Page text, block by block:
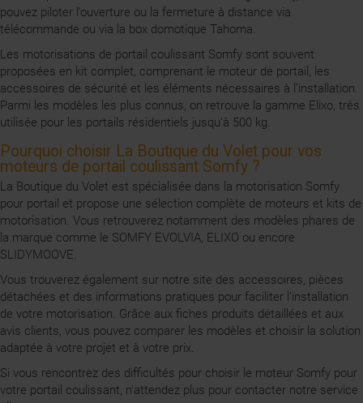
pouvez piloter l’ouverture ou la fermeture à distance via
télécommande ou via la box domotique Tahoma.
Les motorisations de portail coulissant Somfy sont souvent
proposées en kit complet, comprenant le moteur de portail, les
accessoires de sécurité et les éléments nécessaires à l’installation.
Parmi les modèles les plus connus, on retrouve la gamme Elixo, très
utilisée pour les portails résidentiels jusqu’à 500 kg.
Pourquoi choisir La Boutique du Volet pour vos
moteurs de portail coulissant Somfy ?
La Boutique du Volet est spécialisée dans la motorisation Somfy
pour portail et propose une sélection complète de moteurs et kits de
motorisation. Vous retrouverez notamment des modèles phares de
la marque comme le SOMFY EVOLVIA, ELIXO ou encore
SLIDYMOOVE.
Vous trouverez également sur notre site des accessoires, pièces
détachées et des informations pratiques pour faciliter l’installation
de votre motorisation. Grâce aux fiches produits détaillées et aux
avis clients, vous pouvez comparer les modèles et choisir la solution
adaptée à votre projet et à votre prix.
Si vous rencontrez des difficultés pour choisir le moteur Somfy pour
votre portail coulissant, n'attendez plus pour contacter notre service